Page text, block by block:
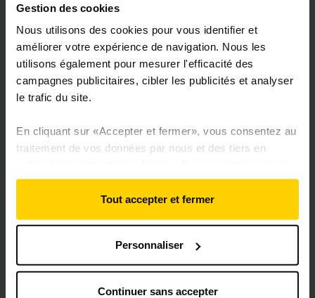
Gestion des cookies
Nous utilisons des cookies pour vous identifier et
améliorer votre expérience de navigation. Nous les
utilisons également pour mesurer l'efficacité des
campagnes publicitaires, cibler les publicités et analyser
le trafic du site.
En cliquant sur «Accepter et fermer», vous consentez au
traitement de vos données par nous et des tiers en
pour les sites www.roole.fr, media.roole.fr,
moncompte.roole.fr, devenirmembre.roole.fr et
avantages-groupe-dubreuil.club-identicar.com
Vous pouvez revenir sur votre choix à tout moment en
faisant réapparaître cette fenêtre. Il vous suffit de vous
Tout accepter et fermer
Personnaliser
Continuer sans accepter
Ajouter ce pack
Document d'information sur le produit
d'assurance
Assistance 24h/24
Une équipe dédiée pour vous porter assistance
Application Roole